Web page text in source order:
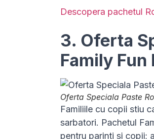
Descopera pachetul
3. Oferta
Family Fun
Oferta Speciala Paste
Familiile cu copii stiu
sarbatori. Pachetul
pentru parinti si copii: